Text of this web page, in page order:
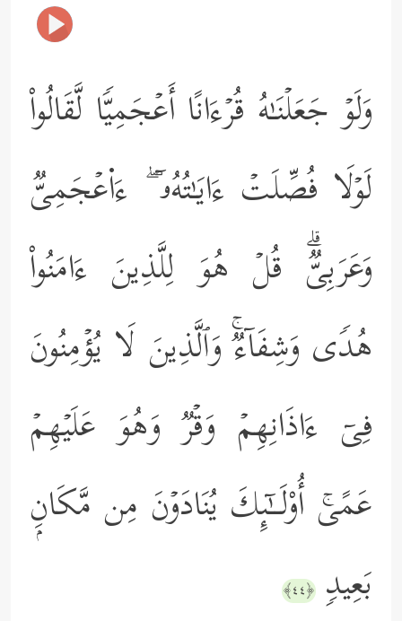
وَلَوۡ جَعَلۡنَـٰهُ قُرۡءَانًا أَعۡجَمِیࣰّا لَّقَالُواْ
لَوۡلَا فُصِّلَتۡ ءَایَـٰتُهُۥۤ ۖ ءَا۬عۡجَمِیࣱّ
وَعَرَبِیࣱّۗ قُلۡ هُوَ لِلَّذِینَ ءَامَنُواْ
هُدࣰى وَشِفَاۤءࣱۚ وَٱلَّذِینَ لَا یُؤۡمِنُونَ
فِیۤ ءَاذَانِهِمۡ وَقۡرࣱ وَهُوَ عَلَیۡهِمۡ
عَمًىۚ أُوْلَــٰۤىِٕكَ یُنَادَوۡنَ مِن مَّكَانِۭ
بَعِیدࣲ ﴿٤٤﴾